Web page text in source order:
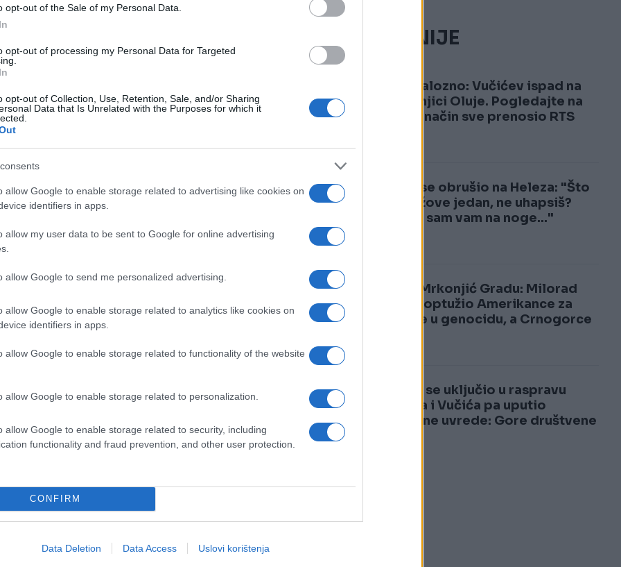
opt-out of the Sale of my Personal Data.
opt-out of processing my Personal Data for Targeted
opt-out of Collection, Use, Retention, Sale, and/or Sharing
Data that Is Unrelated with the Purposes for which it
allow Google to enable storage related to advertising like cookies on
identifiers in apps.
allow my user data to be sent to Google for online advertising
allow Google to send me personalized advertising.
allow Google to enable storage related to analytics like cookies on
identifiers in apps.
allow Google to enable storage related to functionality of the website
allow Google to enable storage related to personalization.
allow Google to enable storage related to security, including
functionality and fraud prevention, and other user protection.
CONFIRM
Data Deletion Data Access Uslovi korištenja
mogu presuditi u izbornoj utrci koja će se
Saveza nezavisnih socijaldemokrata
Srpske demokratske stranke (SDS) za
oporbenih stranaka.
predstavljanja
ne kani sudjelovati niti pozivati svoje
koji je iz reda srpskog naroda, mi ostajemo tu
(FTV) uz pojašnjenje kako se u HDZ-u 20 godina
u tome.
naroda pozivaju da se pomogne
da to ne treba raditi jer je u pitanju legitimno
predsjednika RS prestao na temelju
na njega prenio ovlasti za potpisivanje ukaza i
zakon predviđa takav mehanizam samo u
entiteta da obnaša dužnost.
RS predložiti da imenuje privremenog
vjerojatno biti upravo Karan koji sada obnaša
i slovi za osobu koja je bezuvjetno odana
NAJČITANIJE
1
Skandalozno: Vučićev ispad na
godišnjici Oluje. Pogledajte na
koji je način sve prenosio RTS
2
Vučić se obrušio na Heleza: "Što
me, lažove jedan, ne uhapsiš?
Došao sam vam na noge..."
3
Šok u Mrkonjić Gradu: Milorad
Dodik optužio Amerikance za
učešće u genocidu, a Crnogorce
4
Dodik se uključio u raspravu
Heleza i Vučića pa uputio
brutalne uvrede: Gore društvene